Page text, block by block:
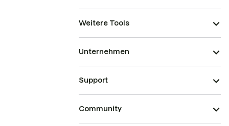
Weitere Tools
Unternehmen
Support
Community